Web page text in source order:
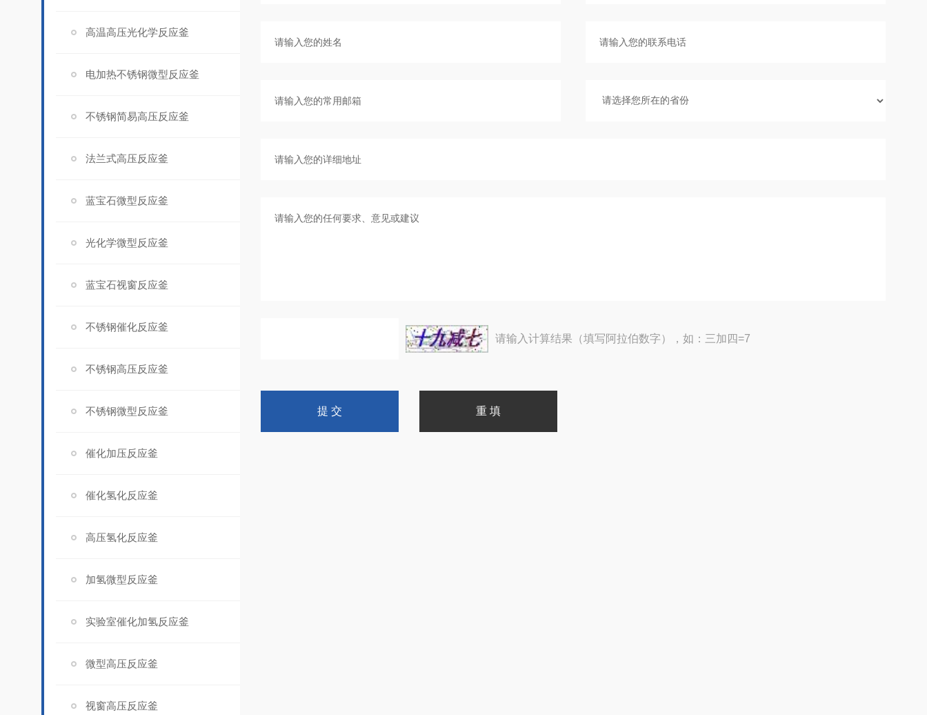
高温高压光化学反应釜
电加热不锈钢微型反应釜
不锈钢简易高压反应釜
法兰式高压反应釜
蓝宝石微型反应釜
光化学微型反应釜
蓝宝石视窗反应釜
不锈钢催化反应釜
不锈钢高压反应釜
不锈钢微型反应釜
催化加压反应釜
催化氢化反应釜
高压氢化反应釜
加氢微型反应釜
实验室催化加氢反应釜
微型高压反应釜
视窗高压反应釜
请输入计算结果（填写阿拉伯数字），如：三加四=7